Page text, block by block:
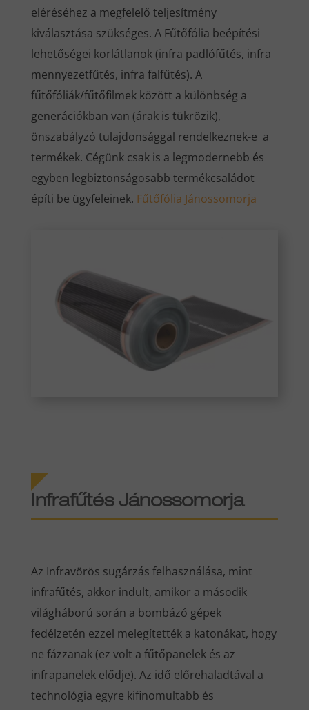
eléréséhez a megfelelő teljesítmény
kiválasztása szükséges. A Fűtőfólia beépítési
lehetőségei korlátlanok (infra padlófűtés, infra
mennyezetfűtés, infra falfűtés). A
fűtőfóliák/fűtőfilmek között a különbség a
generációkban van (árak is tükrözik),
önszabályzó tulajdonsággal rendelkeznek-e a
termékek. Cégünk csak is a legmodernebb és
egyben legbiztonságosabb termékcsaládot
építi be ügyfeleinek. Fűtőfólia Jánossomorja
Infrafűtés Jánossomorja
Az Infravörös sugárzás felhasználása, mint
infrafűtés, akkor indult, amikor a második
világháború során a bombázó gépek
fedélzetén ezzel melegítették a katonákat, hogy
ne fázzanak (ez volt a fűtőpanelek és az
infrapanelek elődje). Az idő előrehaladtával a
technológia egyre kifinomultabb és